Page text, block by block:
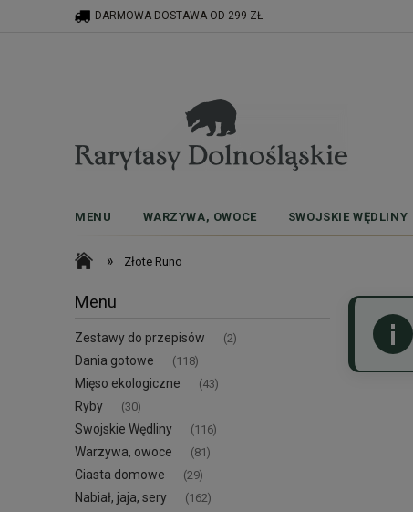
DARMOWA DOSTAWA OD 299 ZŁ
MENU WARZYWA, OWOCE SWOJSKIE WĘDLINY
» Złote Runo
Menu
Zestawy do przepisów (2)
Dania gotowe (118)
Mięso ekologiczne (43)
Ryby (30)
Swojskie Wędliny (116)
Warzywa, owoce (81)
Ciasta domowe (29)
Nabiał, jaja, sery (162)